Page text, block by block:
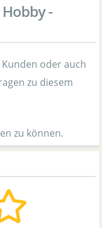
-
oder auch
zu diesem
zu können.